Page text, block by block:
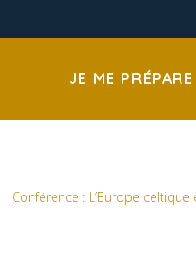
JE ME PRÉPARE
Conférence : L’Europe